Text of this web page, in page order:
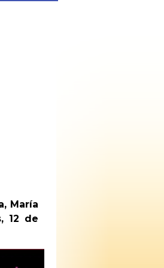
María
12 de